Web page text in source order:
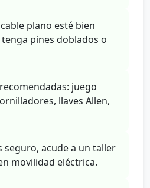
plano esté bien
pines doblados o
juego
llaves Allen,
seguro, acude a un taller
movilidad eléctrica.